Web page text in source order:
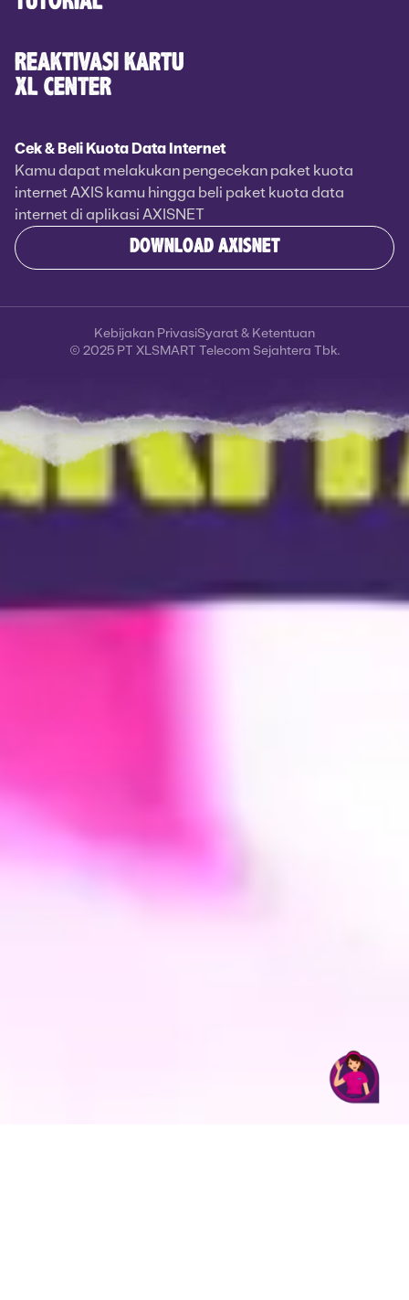
REAKTIVASI KARTU
XL CENTER
Cek & Beli Kuota Data Internet
Kamu dapat melakukan pengecekan paket kuota
internet AXIS kamu hingga beli paket kuota data
internet di aplikasi AXISNET
DOWNLOAD AXISNET
© 2025 PT XLSMART Telecom Sejahtera Tbk.
Kebijakan PrivasiSyarat & Ketentuan